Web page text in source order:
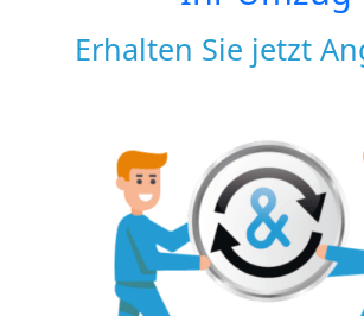
Erhalten Sie jetzt